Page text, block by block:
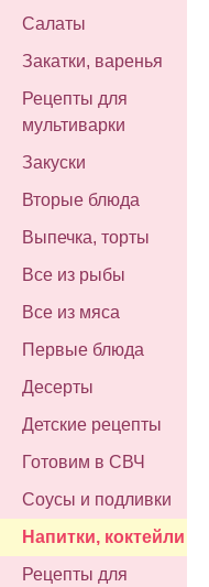
Салаты
Закатки, варенья
Рецепты для
мультиварки
Закуски
Вторые блюда
Выпечка, торты
Все из рыбы
Все из мяса
Первые блюда
Десерты
Детские рецепты
Готовим в СВЧ
Соусы и подливки
Напитки, коктейли
Рецепты для